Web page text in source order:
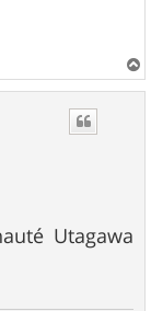
a
Utagawa